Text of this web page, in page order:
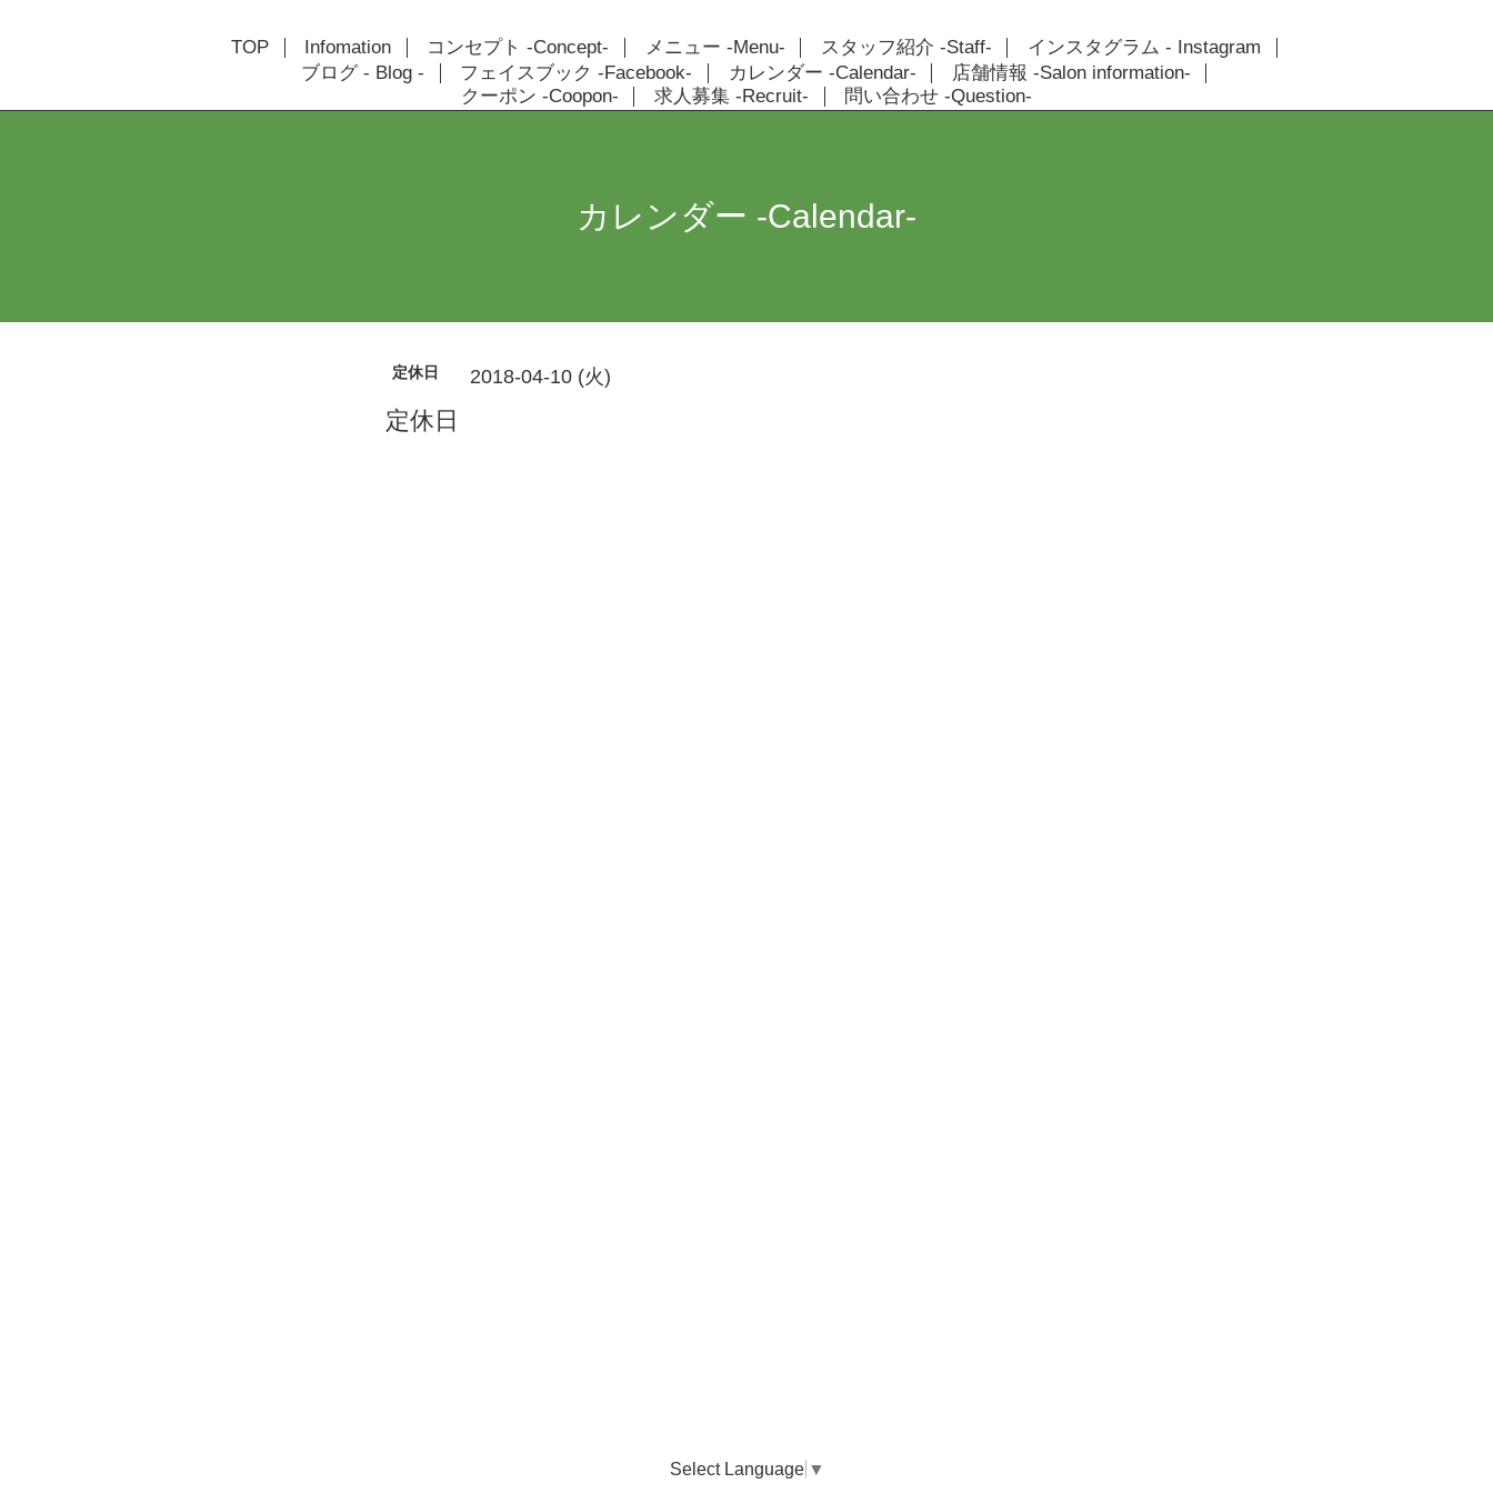
TOP Infomation コンセプト -Concept- メニュー -Menu- スタッフ紹介 -Staff-
インスタグラム - Instagram
ブログ - Blog -
フェイスブック -Facebook- カレンダー -Calendar-
店舗情報 -Salon information-
クーポン -Coopon-
求人募集 -Recruit- 問い合わせ -Question-
カレンダー -Calendar-
定休日 2018-04-10 (火)
定休日
Select Language ▼